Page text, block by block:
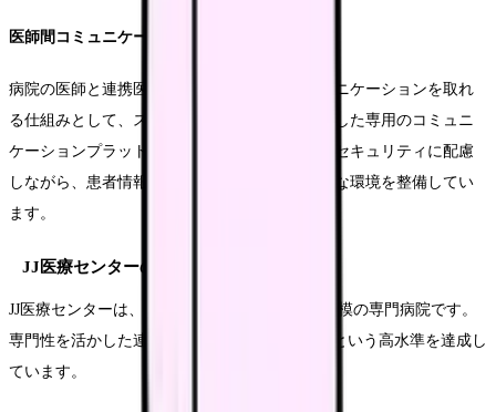
医師間コミュニケーションの促進
病院の医師と連携医療機関の医師が直接コミュニケーションを取れ
る仕組みとして、スマートフォンアプリを活用した専用のコミュニ
ケーションプラットフォームを構築しました。セキュリティに配慮
しながら、患者情報や画像データの共有が可能な環境を整備してい
ます。
JJ医療センターの専門特化型連携
JJ医療センターは、がん診療に特化した300床規模の専門病院です。
専門性を活かした連携戦略により、紹介率80%という高水準を達成し
ています。